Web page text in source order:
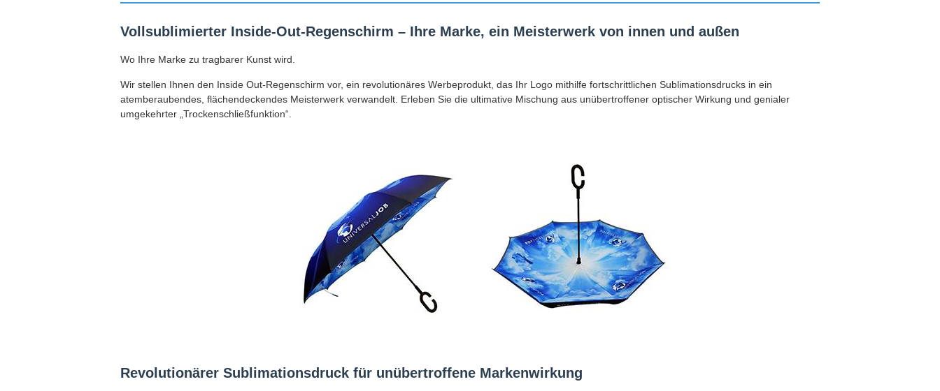
Vollsublimierter Inside-Out-Regenschirm – Ihre Marke, ein Meisterwerk von innen und außen
Wo Ihre Marke zu tragbarer Kunst wird.
Wir stellen Ihnen den Inside Out-Regenschirm vor, ein revolutionäres Werbeprodukt, das Ihr Logo mithilfe fortschrittlichen Sublimationsdrucks in ein
atemberaubendes, flächendeckendes Meisterwerk verwandelt. Erleben Sie die ultimative Mischung aus unübertroffener optischer Wirkung und genialer
umgekehrter „Trockenschließfunktion“.
Revolutionärer Sublimationsdruck für unübertroffene Markenwirkung